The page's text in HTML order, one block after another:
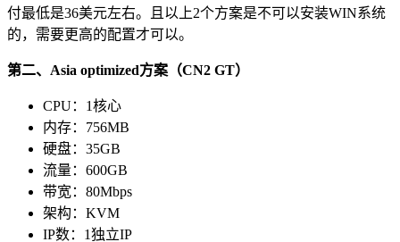
付最低是36美元左右。且以上2个方案是不可以安装WIN系统
的，需要更高的配置才可以。
第二、Asia optimized方案（CN2 GT）
CPU：1核心
内存：756MB
硬盘：35GB
流量：600GB
带宽：80Mbps
架构：KVM
IP数：1独立IP